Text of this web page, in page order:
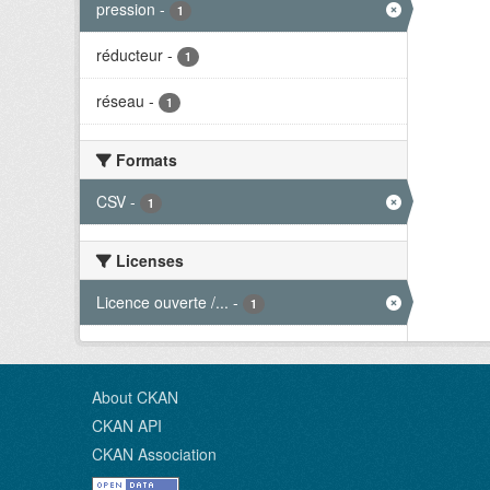
pression - 1
réducteur - 1
réseau - 1
Formats
CSV - 1
Licenses
Licence ouverte /... - 1
About CKAN
CKAN API
CKAN Association